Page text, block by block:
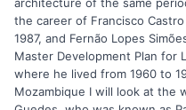
the career of Francisco
1987, and Fernão Lopes
Master Development Plan for
where he lived from 1960 to
Mozambique I will look at the